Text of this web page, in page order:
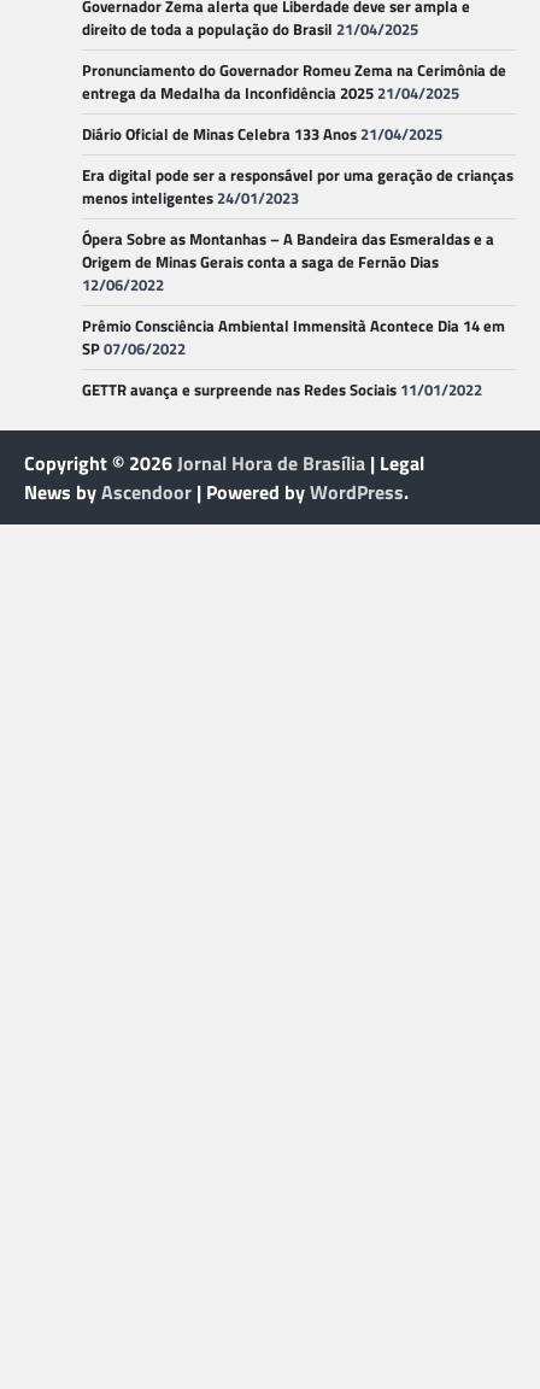
Governador Zema alerta que Liberdade deve ser ampla e
direito de toda a população do Brasil 21/04/2025
Pronunciamento do Governador Romeu Zema na Cerimônia de
entrega da Medalha da Inconfidência 202521/04/2025
Diário Oficial de Minas Celebra 133 Anos21/04/2025
Era digital pode ser a responsável por uma geração de crianças
menos inteligentes24/01/2023
Ópera Sobre as Montanhas – A Bandeira das Esmeraldas e a
Origem de Minas Gerais conta a saga de Fernão Dias
12/06/2022
Prêmio Consciência Ambiental Immensità Acontece Dia 14 em
SP07/06/2022
GETTR avança e surpreende nas Redes Sociais 11/01/2022
Copyright © 2026Jornal Hora de Brasília | Legal
News byAscendoor | Powered byWordPress.